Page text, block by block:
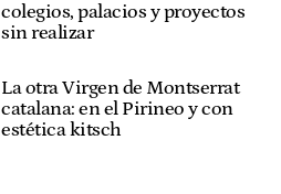
colegios, palacios y proyectos
sin realizar
La otra Virgen de Montserrat
catalana: en el Pirineo y con
estética kitsch